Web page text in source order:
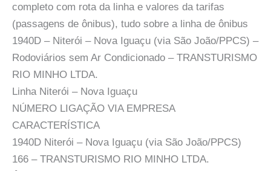
completo com rota da linha e valores da tarifas
(passagens de ônibus), tudo sobre a linha de ônibus
1940D – Niterói – Nova Iguaçu (via São João/PPCS) –
Rodoviários sem Ar Condicionado – TRANSTURISMO
RIO MINHO LTDA.
Linha Niterói – Nova Iguaçu
NÚMERO LIGAÇÃO VIA EMPRESA
CARACTERÍSTICA
1940D Niterói – Nova Iguaçu (via São João/PPCS)
166 – TRANSTURISMO RIO MINHO LTDA.